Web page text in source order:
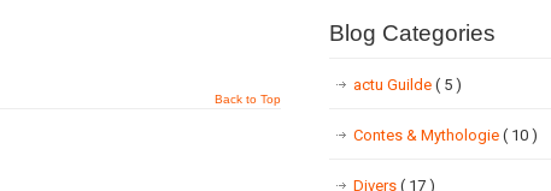
Back to Top
Blog Categories
actu Guilde ( 5 )
Contes & Mythologie ( 10 )
Divers ( 17 )